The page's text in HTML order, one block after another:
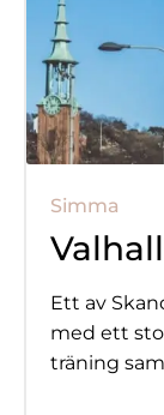
Simma
Ett av
med ett
träning